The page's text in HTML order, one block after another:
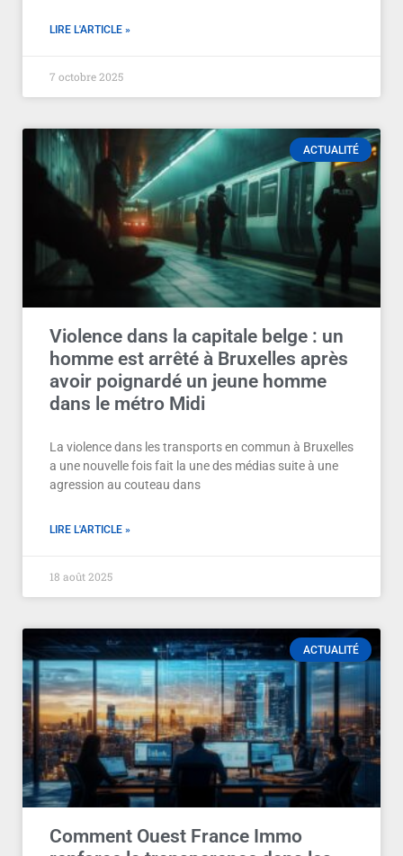
LIRE L'ARTICLE »
7 octobre 2025
ACTUALITÉ
Violence dans la capitale belge : un
homme est arrêté à Bruxelles après
avoir poignardé un jeune homme
dans le métro Midi
La violence dans les transports en commun à Bruxelles
a une nouvelle fois fait la une des médias suite à une
agression au couteau dans
LIRE L'ARTICLE »
18 août 2025
ACTUALITÉ
Comment Ouest France Immo